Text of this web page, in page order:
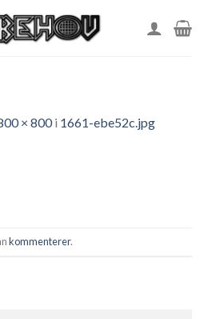
× 800i 1661-ebe52c.jpg
kommenterer.